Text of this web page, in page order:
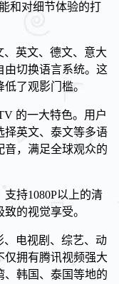
和对细节体验的打
、英文、德文、意大
由切换语言系统。这
了观影门槛。
的一大特色。用户
择英文、泰文等多语
音，满足全球观众的
持1080P以上的清
的视觉享受。
、电视剧、综艺、动
仅拥有腾讯视频强大
、韩国、泰国等地的